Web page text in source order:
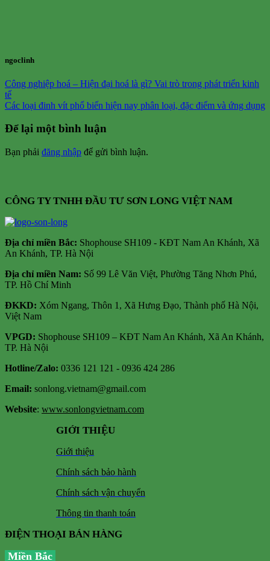
ngoclinh
Công nghiệp hoá – Hiện đại hoá là gì? Vai trò trong phát triển kinh
tế
Các loại đinh vít phổ biến hiện nay phân loại, đặc điểm và ứng dụng
Để lại một bình luận
Bạn phải đăng nhập để gửi bình luận.
CÔNG TY TNHH ĐẦU TƯ SƠN LONG VIỆT NAM
Địa chỉ miền Bắc: Shophouse SH109 - KĐT Nam An Khánh, Xã
An Khánh, TP. Hà Nội
Địa chỉ miền Nam: Số 99 Lê Văn Việt, Phường Tăng Nhơn Phú,
TP. Hồ Chí Minh
ĐKKD: Xóm Ngang, Thôn 1, Xã Hưng Đạo, Thành phố Hà Nội,
Việt Nam
VPGD: Shophouse SH109 – KĐT Nam An Khánh, Xã An Khánh,
TP. Hà Nội
Hotline/Zalo: 0336 121 121 - 0936 424 286
Email: sonlong.vietnam@gmail.com
Website: www.sonlongvietnam.com
GIỚI THIỆU
Giới thiệu
Chính sách bảo hành
Chính sách vận chuyển
Thông tin thanh toán
ĐIỆN THOẠI BÁN HÀNG
Miền Bắc